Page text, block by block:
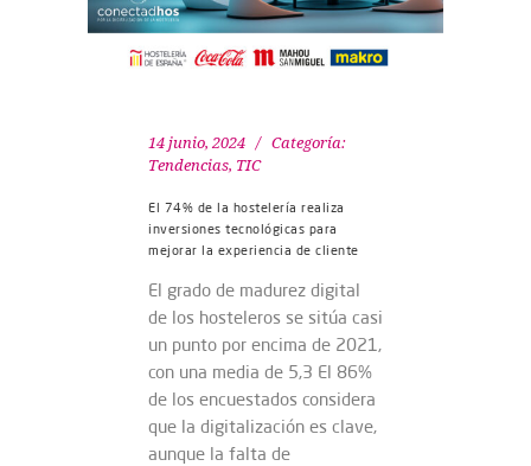
14 junio, 2024
Categoría:
Tendencias, TIC
El 74% de la hostelería realiza
inversiones tecnológicas para
mejorar la experiencia de cliente
El grado de madurez digital
de los hosteleros se sitúa casi
un punto por encima de 2021,
con una media de 5,3 El 86%
de los encuestados considera
que la digitalización es clave,
aunque la falta de